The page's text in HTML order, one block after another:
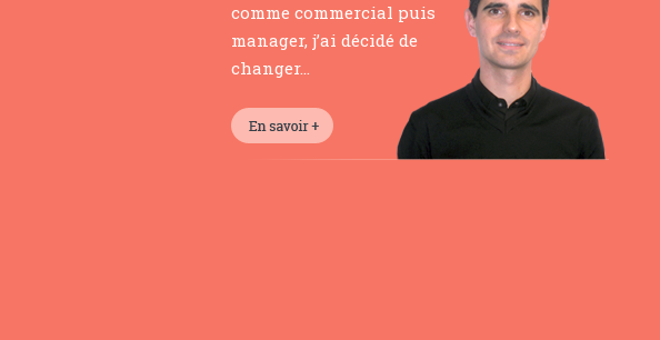
comme commercial puis
manager, j’ai décidé de
changer…